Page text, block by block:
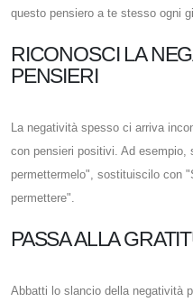
questo pensiero a te stesso ogni
RICONOSCI LA
PENSIERI
La negatività spesso ci arriva
con pensieri positivi. Ad esempio,
permettermelo", sostituiscilo con
permettere".
PASSA ALLA
Abbatti lo slancio della negatività